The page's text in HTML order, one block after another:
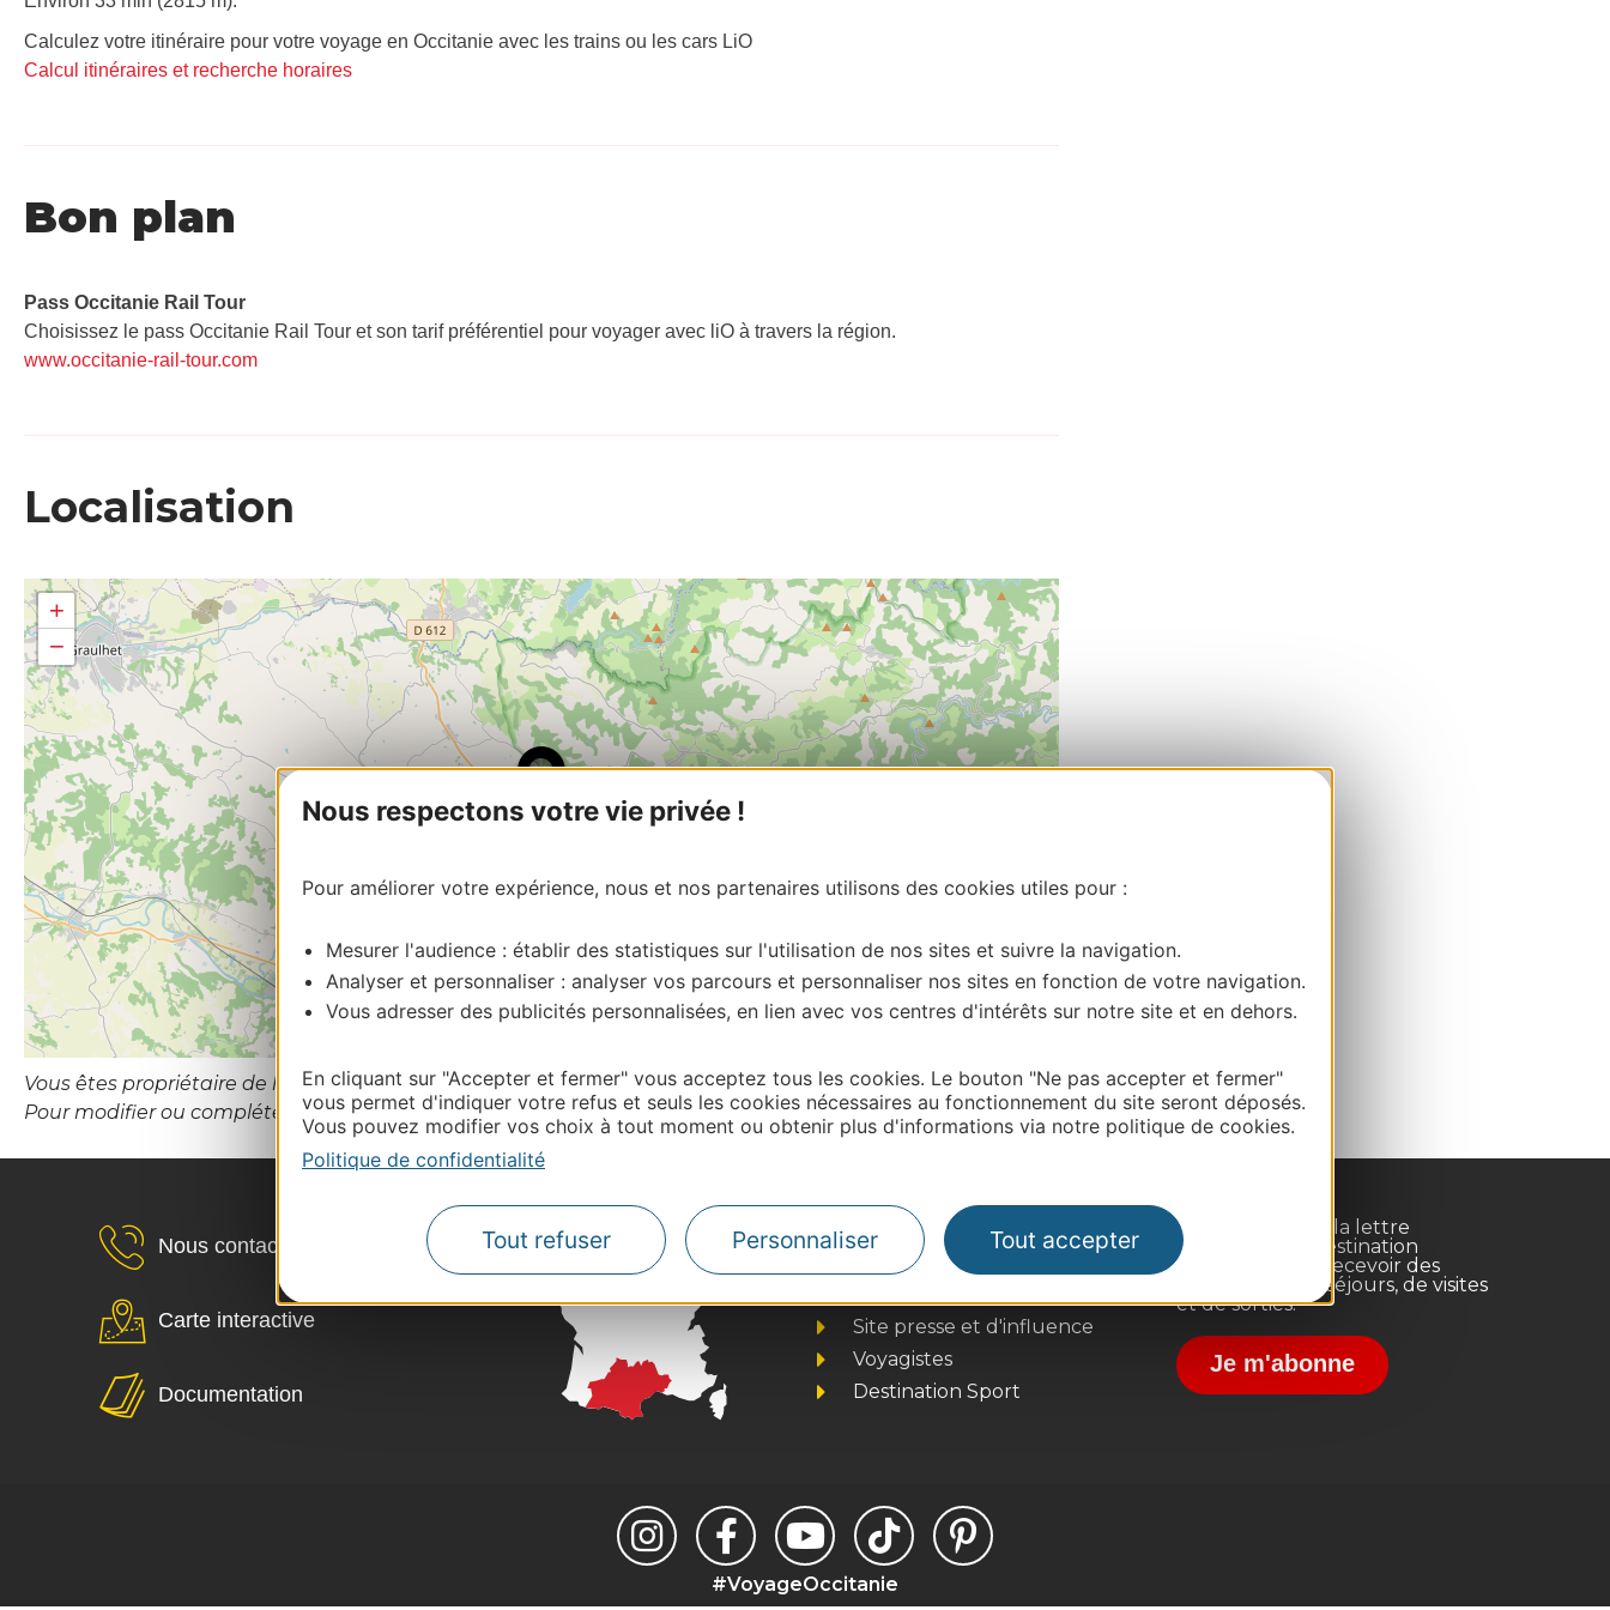
Nous respectons votre vie privée !
Pour améliorer votre expérience, nous et nos partenaires utilisons des cookies utiles pour :
Mesurer l'audience : établir des statistiques sur l'utilisation de nos sites et suivre la navigation.
Analyser et personnaliser : analyser vos parcours et personnaliser nos sites en fonction de votre navigation.
Vous adresser des publicités personnalisées, en lien avec vos centres d'intérêts sur notre site et en dehors.
En cliquant sur "Accepter et fermer" vous acceptez tous les cookies. Le bouton "Ne pas accepter et fermer"
vous permet d'indiquer votre refus et seuls les cookies nécessaires au fonctionnement du site seront déposés.
Vous pouvez modifier vos choix à tout moment ou obtenir plus d'informations via notre politique de cookies.
Politique de confidentialité
Tout refuser Personnaliser Tout accepter
Calculez votre itinéraire pour votre voyage en Occitanie avec les trains ou les cars LiO
Calcul itinéraires et recherche horaires
Bon plan
Pass Occitanie Rail Tour​
Choisissez le pass Occitanie Rail Tour et son tarif préférentiel pour voyager avec liO à travers la région.
www.occitanie-rail-tour.com
Localisation
+
−
Vous êtes propriétaire de l’établissement ou le gestionnaire de cette activité?
Pour modifier ou compléter cette fiche, merci de contacter Tarn Tourisme.
Nous contacter
Carte interactive
Documentation
Thermalisme
Business/Mice
Site presse et d'influence
Voyagistes
Destination Sport
Inscrivez-vous à la lettre
d'information Destination
Occitanie pour recevoir des
suggestions de séjours, de visites
et de sorties.
Je m'abonne
#VoyageOccitanie